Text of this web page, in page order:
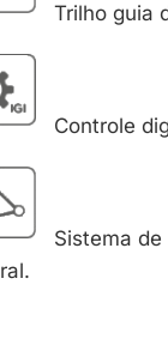
Trilho guia
Controle
Sistema